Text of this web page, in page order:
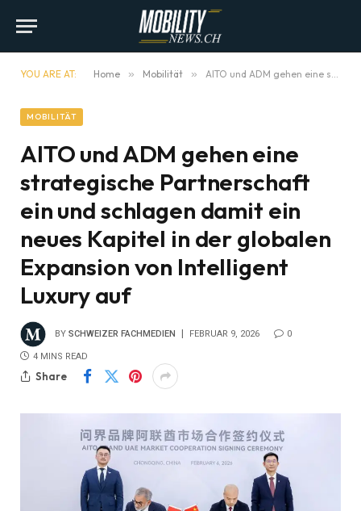
YOU ARE AT: Home » Mobilität » AITO und ADM gehen eine strategische Partnerschaft ein und schlagen damit ein neues Kapitel in der globalen Expansion von Intelligent Luxury auf
MOBILITÄT
AITO und ADM gehen eine
strategische Partnerschaft
ein und schlagen damit ein
neues Kapitel in der globalen
Expansion von Intelligent
Luxury auf
BY SCHWEIZER FACHMEDIEN FEBRUAR 9, 2026 0
4 MINS READ
Share